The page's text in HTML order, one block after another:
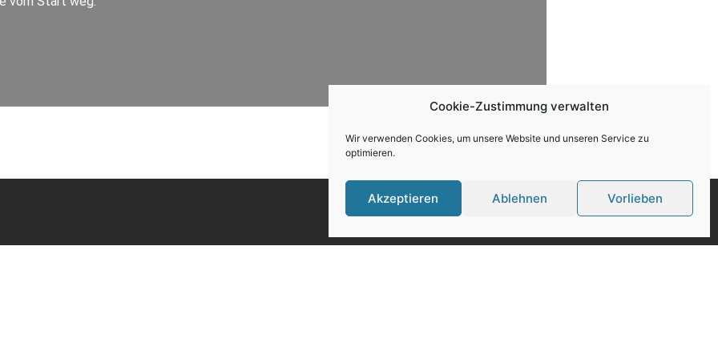
Cookie-Zustimmung verwalten
Wir verwenden Cookies, um unsere Website und unseren Service zu
optimieren.
Akzeptieren Ablehnen Vorlieben